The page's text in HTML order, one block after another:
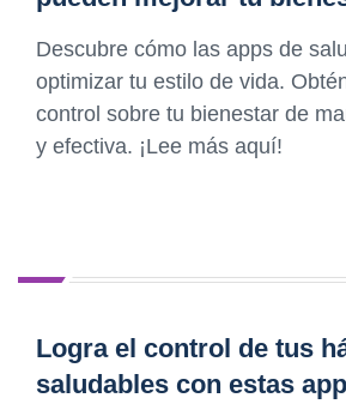
Descubre cómo las apps de
optimizar tu estilo de vida.
control sobre tu bienestar de
y efectiva. ¡Lee más aquí!
Logra el control de tus
saludables con estas